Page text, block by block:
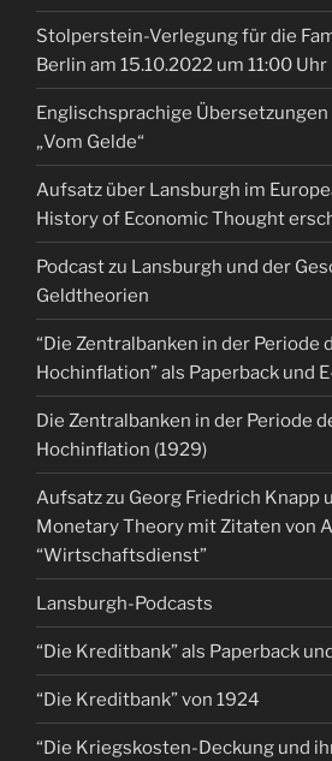
Stolperstein-Verlegung für die
Berlin am 15.10.2022 um 11:00 Uhr
Englischsprachige
„Vom Gelde“
Aufsatz über Lansburgh im
History of Economic Thought
Podcast zu Lansburgh und der
Geldtheorien
“Die Zentralbanken in der Periode
Hochinflation” als Paperback und
Die Zentralbanken in der Periode
Hochinflation (1929)
Aufsatz zu Georg Friedrich Knapp
Monetary Theory mit Zitaten von
“Wirtschaftsdienst”
Lansburgh-Podcasts
“Die Kreditbank” als Paperback
“Die Kreditbank” von 1924
“Die Kriegskosten-Deckung und